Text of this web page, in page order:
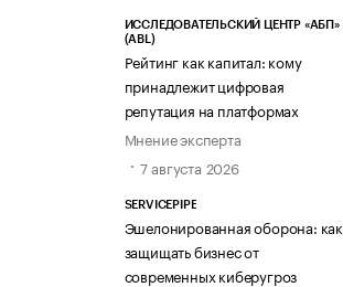
ИССЛЕДОВАТЕЛЬСКИЙ ЦЕНТР «АБП»
(ABL)
Рейтинг как капитал: кому
принадлежит цифровая
репутация на платформах
Мнение эксперта
7 августа 2026
SERVICEPIPE
Эшелонированная оборона: как
защищать бизнес от
современных киберугроз